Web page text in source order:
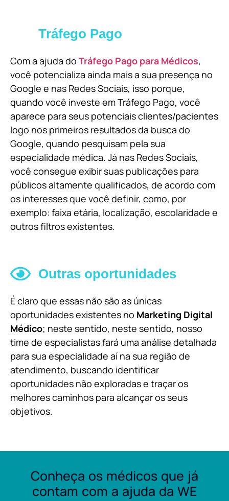
Tráfego Pago
Com a ajuda do Tráfego Pago para Médicos,
você potencializa ainda mais a sua presença no
Google e nas Redes Sociais, isso porque,
quando você investe em Tráfego Pago, você
aparece para seus potenciais clientes/pacientes
logo nos primeiros resultados da busca do
Google, quando pesquisam pela sua
especialidade médica. Já nas Redes Sociais,
você consegue exibir suas publicações para
públicos altamente qualificados, de acordo com
os interesses que você definir, como, por
exemplo: faixa etária, localização, escolaridade e
outros filtros existentes.
Outras oportunidades
É claro que essas não são as únicas
oportunidades existentes no Marketing Digital
Médico; neste sentido, neste sentido, nosso
time de especialistas fará uma análise detalhada
para sua especialidade aí na sua região de
atendimento, buscando identificar
oportunidades não exploradas e traçar os
melhores caminhos para alcançar os seus
objetivos.
Conheça os médicos que já
contam com a ajuda da WE